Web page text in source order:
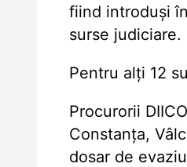
fiind introduși
surse judiciare.
Pentru alți 12
Procurorii
Constanța,
dosar de